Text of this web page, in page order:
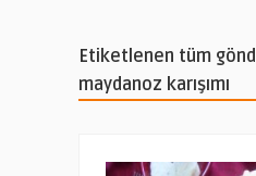
Etiketlenen tüm
maydanoz karışımı